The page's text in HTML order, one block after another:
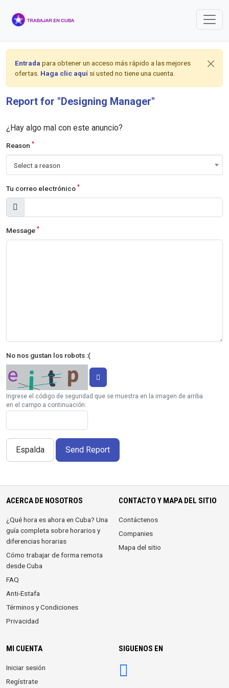
Entrada para obtener un acceso más rápido a las mejores
ofertas. Haga clic aquí si usted no tiene una cuenta.
Report for "Designing Manager"
¿Hay algo mal con este anuncio?
Reason *
Select a reason
Tu correo electrónico *
Message *
No nos gustan los robots :(
Ingrese el código de seguridad que se muestra en la imagen de arriba
en el campo a continuación:
Espalda Send Report
ACERCA DE NOSOTROS
¿Qué hora es ahora en Cuba? Una
guía completa sobre horarios y
diferencias horarias
Cómo trabajar de forma remota
desde Cuba
FAQ
Anti-Estafa
Términos y Condiciones
Privacidad
CONTACTO Y MAPA DEL SITIO
Contáctenos
Companies
Mapa del sitio
MI CUENTA
Iniciar sesión
Regístrate
SIGUENOS EN